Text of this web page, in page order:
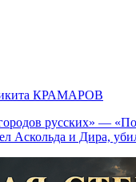
КРАМАРОВ
русских» —
Аскольда и Дира,